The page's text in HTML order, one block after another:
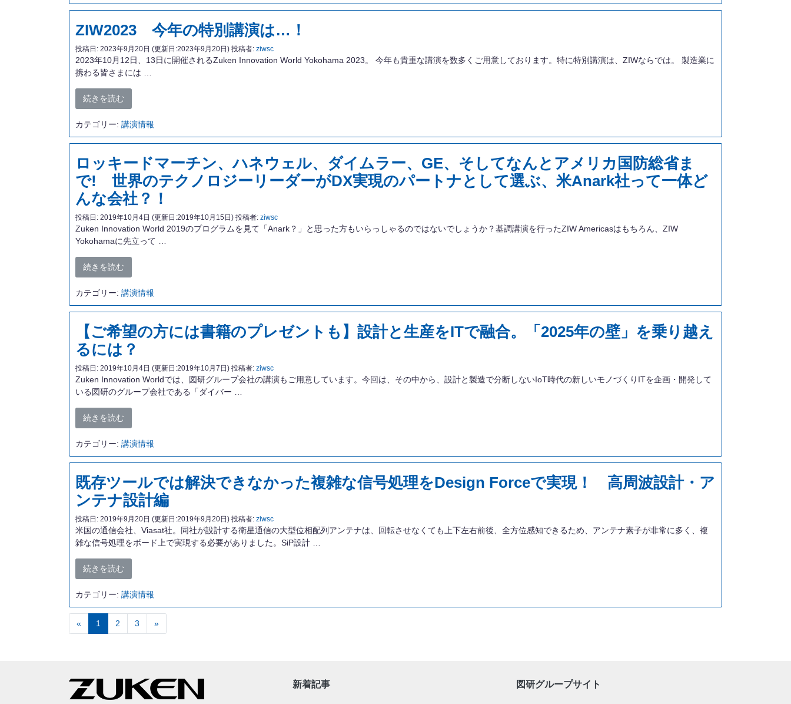
ZIW2023 今年の特別講演は…！
投稿日: 2023年9月20日 (更新日:2023年9月20日) 投稿者: ziwsc
2023年10月12日、13日に開催されるZuken Innovation World Yokohama 2023。 今年も貴重な講演を数多くご用意しております。特に特別講演は、ZIWならでは。 製造業に
携わる皆さまには …
続きを読む
カテゴリー: 講演情報
ロッキードマーチン、ハネウェル、ダイムラー、GE、そしてなんとアメリカ国防総省ま
で! 世界のテクノロジーリーダーがDX実現のパートナとして選ぶ、米Anark社って一体ど
んな会社？！
投稿日: 2019年10月4日 (更新日:2019年10月15日) 投稿者: ziwsc
Zuken Innovation World 2019のプログラムを見て「Anark？」と思った方もいらっしゃるのではないでしょうか？基調講演を行ったZIW Americasはもちろん、ZIW
Yokohamaに先立って …
続きを読む
カテゴリー: 講演情報
【ご希望の方には書籍のプレゼントも】設計と生産をITで融合。「2025年の壁」を乗り越え
るには？
投稿日: 2019年10月4日 (更新日:2019年10月7日) 投稿者: ziwsc
Zuken Innovation Worldでは、図研グループ会社の講演もご用意しています。今回は、その中から、設計と製造で分断しないIoT時代の新しいモノづくりITを企画・開発して
いる図研のグループ会社である「ダイバー …
続きを読む
カテゴリー: 講演情報
既存ツールでは解決できなかった複雑な信号処理をDesign Forceで実現！ 高周波設計・ア
ンテナ設計編
投稿日: 2019年9月20日 (更新日:2019年9月20日) 投稿者: ziwsc
米国の通信会社、Viasat社。同社が設計する衛星通信の大型位相配列アンテナは、回転させなくても上下左右前後、全方位感知できるため、アンテナ素子が非常に多く、複
雑な信号処理をボード上で実現する必要がありました。SiP設計 …
続きを読む
カテゴリー: 講演情報
« 前へ1 2 3 »
新着記事 図研グループサイト